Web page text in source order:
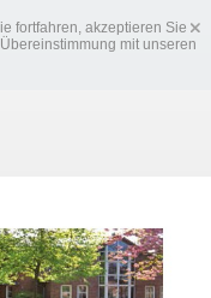
fortfahren, akzeptieren Sie
mit unseren